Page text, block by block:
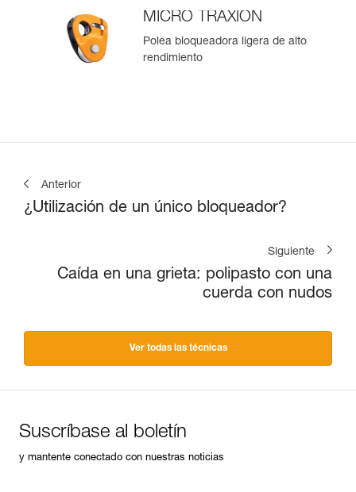
MICRO TRAXION
Polea bloqueadora ligera de alto
rendimiento
Anterior
¿Utilización de un único bloqueador?
Siguiente
Caída en una grieta: polipasto con una
cuerda con nudos
Ver todas las técnicas
Suscríbase al boletín
y mantente conectado con nuestras noticias